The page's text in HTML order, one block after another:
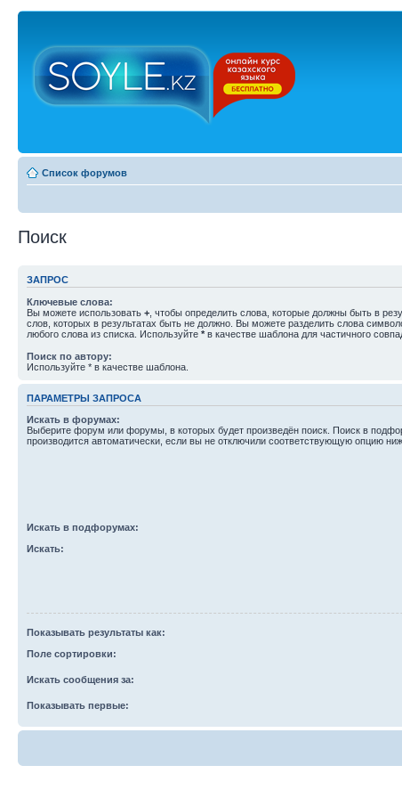
Список форумов
Поиск
ЗАПРОС
Ключевые слова:
Вы можете использовать + , чтобы определить слова, которые должны быть в
слов, которых в результатах быть не должно. Вы можете разделить слова
любого слова из списка. Используйте * в качестве шаблона для частичного
Поиск по автору:
Используйте * в качестве шаблона.
ПАРАМЕТРЫ ЗАПРОСА
Искать в форумах:
Выберите форум или форумы, в которых будет произведён поиск. Поиск в
производится автоматически, если вы не отключили соответствующую опцию
Искать в подфорумах:
Искать:
Показывать результаты как:
Поле сортировки:
Искать сообщения за:
Показывать первые: